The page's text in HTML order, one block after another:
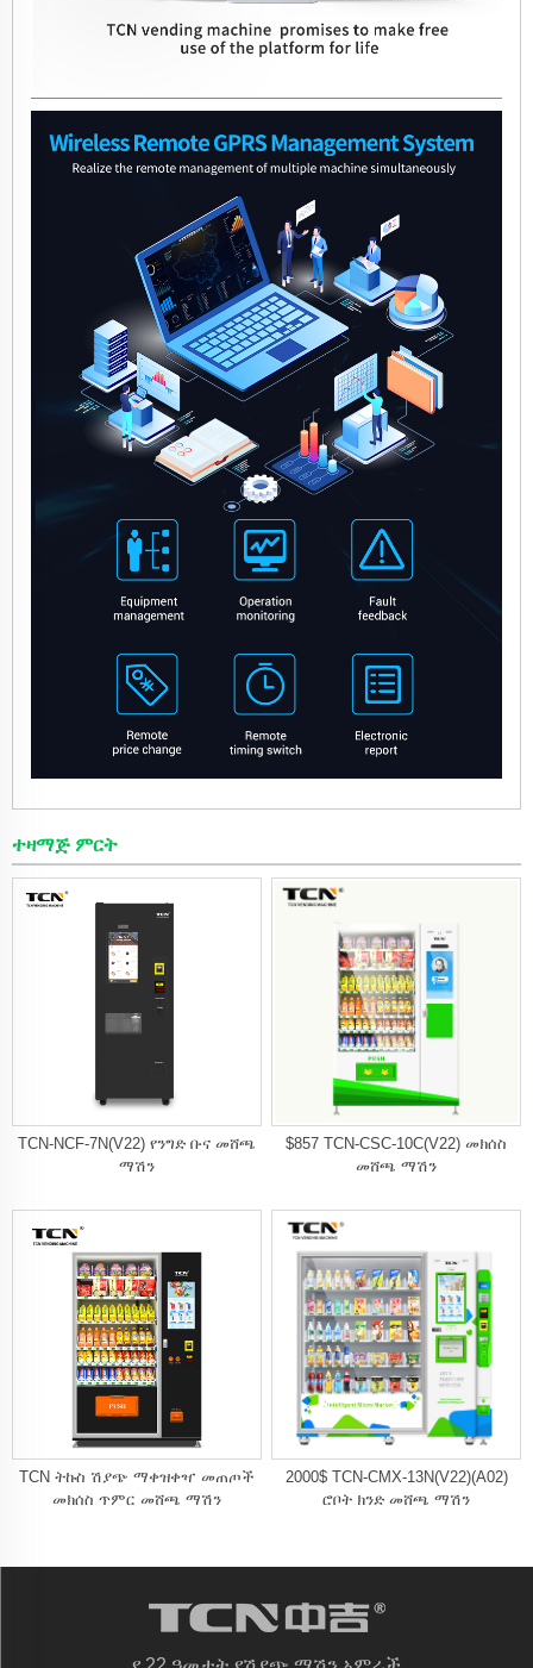
ተዛማጅ ምርት
TCN-NCF-7N(V22) የንግድ ቡና መሸጫ
ማሽን
$857 TCN-CSC-10C(V22) መክሰስ
መሸጫ ማሽን
TCN ትኩስ ሽያጭ ማቀዝቀዣ መጠጦች
መክሰስ ጥምር መሸጫ ማሽን
2000$ TCN-CMX-13N(V22)(A02)
ሮቦት ክንድ መሸጫ ማሽን